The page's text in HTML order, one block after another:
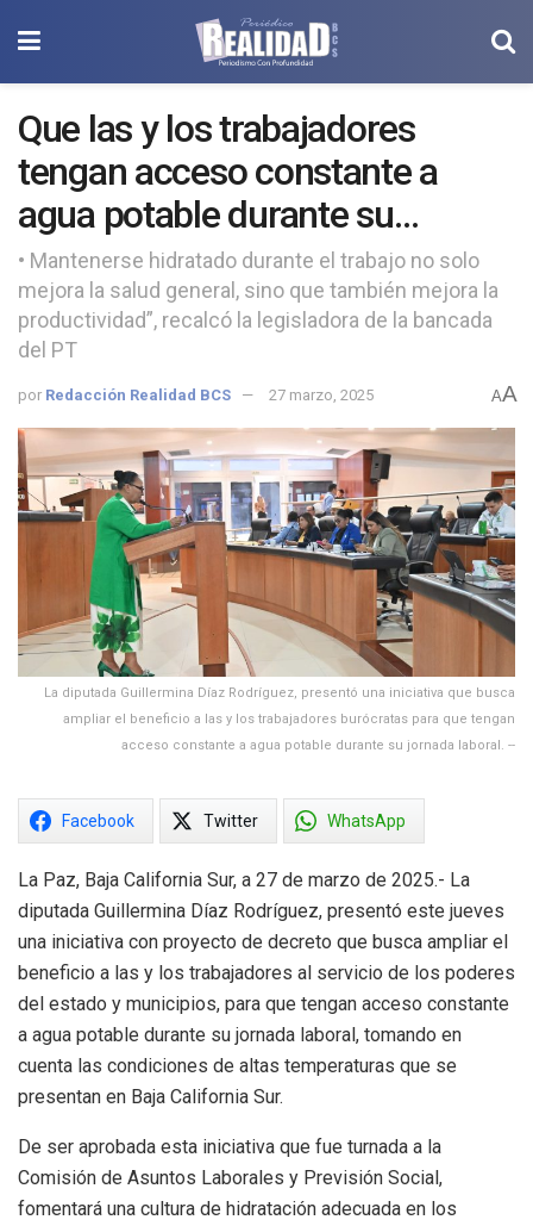
Que las y los trabajadores
tengan acceso constante a
agua potable durante su
jornada laboral: Diputada
Guillermina Díaz Rodríguez
• Mantenerse hidratado durante el trabajo no solo
mejora la salud general, sino que también mejora la
productividad”, recalcó la legisladora de la bancada
del PT
por Redacción Realidad BCS 27 marzo, 2025 AA
La diputada Guillermina Díaz Rodríguez, presentó una iniciativa que busca
ampliar el beneficio a las y los trabajadores burócratas para que tengan
acceso constante a agua potable durante su jornada laboral. --
Facebook Twitter WhatsApp
La Paz, Baja California Sur, a 27 de marzo de 2025.- La
diputada Guillermina Díaz Rodríguez, presentó este jueves
una iniciativa con proyecto de decreto que busca ampliar el
beneficio a las y los trabajadores al servicio de los poderes
del estado y municipios, para que tengan acceso constante
a agua potable durante su jornada laboral, tomando en
cuenta las condiciones de altas temperaturas que se
presentan en Baja California Sur.
De ser aprobada esta iniciativa que fue turnada a la
Comisión de Asuntos Laborales y Previsión Social,
fomentará una cultura de hidratación adecuada en los